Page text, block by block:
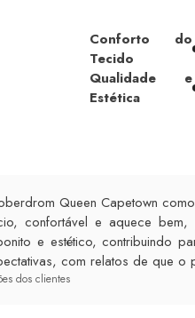
Conforto do
Tecido
Qualidade e
Estética
Queen Capetown
confortável e aquece
e estético, contribuindo
com relatos de que
dos clientes